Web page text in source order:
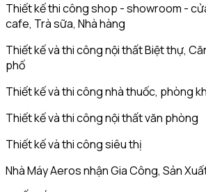
Thiết kế thi công shop - showroom -
cafe, Trà sữa, Nhà hàng
Thiết kế và thi công nội thất Biệt thự,
phố
Thiết kế và thi công nhà thuốc, phòng
Thiết kế và thi công nội thất văn phòng
Thiết kế và thi công siêu thị
Nhà Máy Aeros nhận Gia Công, Sản